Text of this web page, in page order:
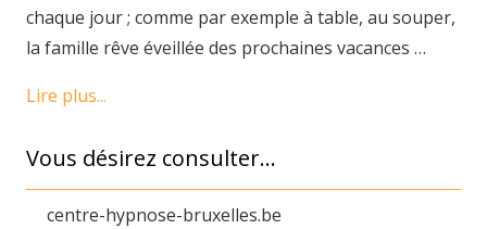
chaque jour ; comme par exemple à table, au souper,
la famille rêve éveillée des prochaines vacances …
Lire plus...
Vous désirez consulter…
centre-hypnose-bruxelles.be